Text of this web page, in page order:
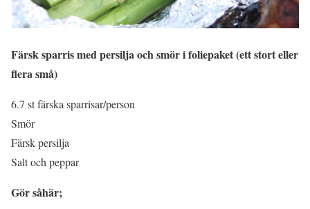
Färsk sparris med persilja och smör i foliepaket (ett stort eller
flera små)
6.7 st färska sparrisar/person
Smör
Färsk persilja
Salt och peppar
Gör såhär;